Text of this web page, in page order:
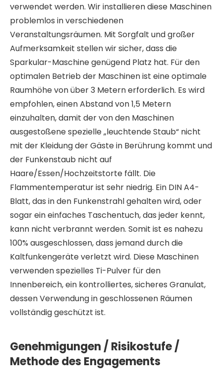
verwendet werden. Wir installieren diese Maschinen
problemlos in verschiedenen
Veranstaltungsräumen. Mit Sorgfalt und großer
Aufmerksamkeit stellen wir sicher, dass die
Sparkular-Maschine genügend Platz hat. Für den
optimalen Betrieb der Maschinen ist eine optimale
Raumhöhe von über 3 Metern erforderlich. Es wird
empfohlen, einen Abstand von 1,5 Metern
einzuhalten, damit der von den Maschinen
ausgestoßene spezielle „leuchtende Staub“ nicht
mit der Kleidung der Gäste in Berührung kommt und
der Funkenstaub nicht auf
Haare/Essen/Hochzeitstorte fällt. Die
Flammentemperatur ist sehr niedrig. Ein DIN A4-
Blatt, das in den Funkenstrahl gehalten wird, oder
sogar ein einfaches Taschentuch, das jeder kennt,
kann nicht verbrannt werden. Somit ist es nahezu
100% ausgeschlossen, dass jemand durch die
Kaltfunkengeräte verletzt wird. Diese Maschinen
verwenden spezielles Ti-Pulver für den
Innenbereich, ein kontrolliertes, sicheres Granulat,
dessen Verwendung in geschlossenen Räumen
vollständig geschützt ist.
Genehmigungen / Risikostufe /
Methode des Engagements